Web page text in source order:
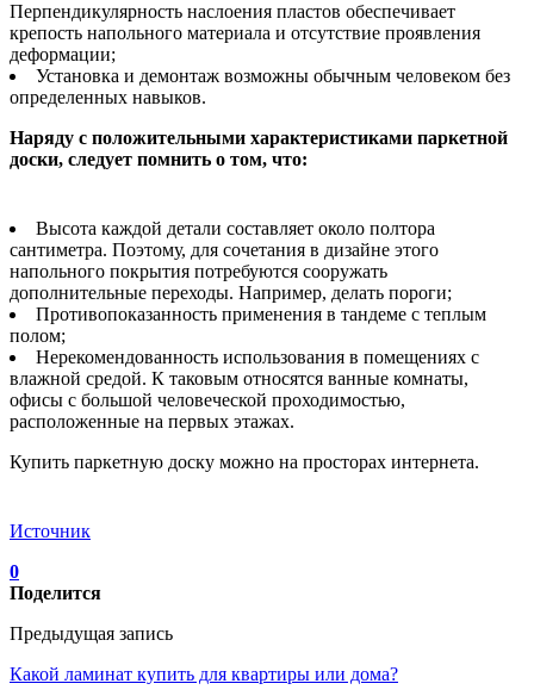
Перпендикулярность наслоения пластов обеспечивает
крепость напольного материала и отсутствие проявления
деформации;
Установка и демонтаж возможны обычным человеком без
определенных навыков.
Наряду с положительными характеристиками паркетной
доски, следует помнить о том, что:
Высота каждой детали составляет около полтора
сантиметра. Поэтому, для сочетания в дизайне этого
напольного покрытия потребуются сооружать
дополнительные переходы. Например, делать пороги;
Противопоказанность применения в тандеме с теплым
полом;
Нерекомендованность использования в помещениях с
влажной средой. К таковым относятся ванные комнаты,
офисы с большой человеческой проходимостью,
расположенные на первых этажах.
Купить паркетную доску можно на просторах интернета.
Источник
0
Поделится
Предыдущая запись
Какой ламинат купить для квартиры или дома?